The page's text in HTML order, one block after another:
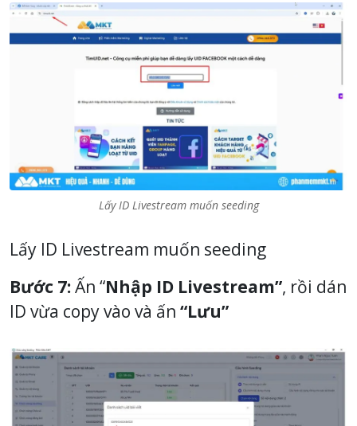
Lấy ID Livestream muốn seeding
Lấy ID Livestream muốn seeding
Bước 7:Ấn “Nhập ID Livestream”, rồi dán
ID vừa copy vào và ấn “Lưu”